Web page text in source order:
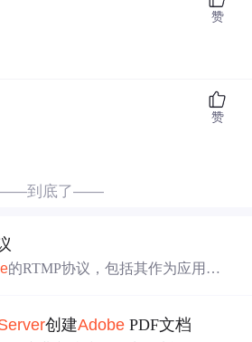
赞
赞
到底了——
的RTMP协议，包括其作为应用层
不同网络条件下高效传输。握手过
创建Adobe PDF文档